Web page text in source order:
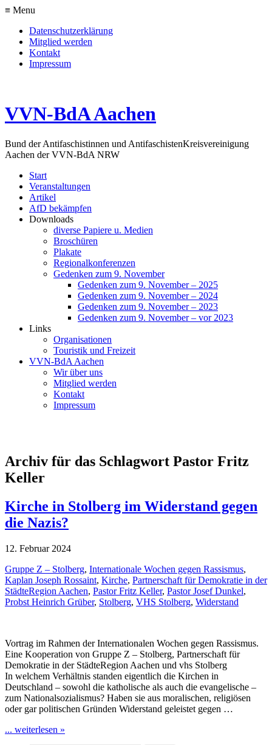
≡ Menu
Datenschutzerklärung
Mitglied werden
Kontakt
Impressum
VVN-BdA Aachen
Bund der Antifaschistinnen und AntifaschistenKreisvereinigung
Aachen der VVN-BdA NRW
Start
Veranstaltungen
Artikel
AfD bekämpfen
Downloads
diverse Papiere u. Medien
Broschüren
Plakate
Regionalkonferenzen
Gedenken zum 9. November
Gedenken zum 9. November – 2025
Gedenken zum 9. November – 2024
Gedenken zum 9. November – 2023
Gedenken zum 9. November – vor 2023
Links
Organisationen
Touristik und Freizeit
VVN-BdA Aachen
Wir über uns
Mitglied werden
Kontakt
Impressum
Archiv für das Schlagwort Pastor Fritz
Keller
Kirche in Stolberg im Widerstand gegen
die Nazis?
12. Februar 2024
Gruppe Z – Stolberg, Internationale Wochen gegen Rassismus,
Kaplan Joseph Rossaint, Kirche, Partnerschaft für Demokratie in der
StädteRegion Aachen, Pastor Fritz Keller, Pastor Josef Dunkel,
Probst Heinrich Grüber, Stolberg, VHS Stolberg, Widerstand
Vortrag im Rahmen der Internationalen Wochen gegen Rassismus.
Eine Kooperation von Gruppe Z – Stolberg, Partnerschaft für
Demokratie in der StädteRegion Aachen und vhs Stolberg
In welchem Verhältnis standen eigentlich die Kirchen in
Deutschland – sowohl die katholische als auch die evangelische –
zum Nationalsozialismus? Haben sie aus moralischen, religiösen
oder gar politischen Gründen Widerstand geleistet gegen …
... weiterlesen »